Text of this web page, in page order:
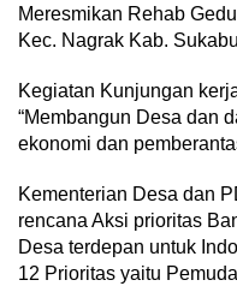
Meresmikan Rehab
Kec. Nagrak Kab.
Kegiatan Kunjungan
“Membangun Desa dan
ekonomi dan
Kementerian Desa dan
rencana Aksi prioritas
Desa terdepan untuk
12 Prioritas yaitu